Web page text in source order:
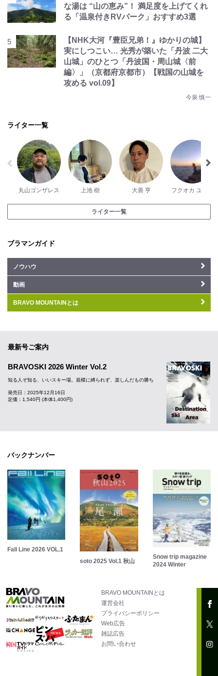
な湯は “山の恵み”！ 満足度を上げてくれ
る「温泉付きRVパーク」おすすめ3選
【NHK大河『豊臣兄弟！』ゆかりの城】
実にしつこい… 光秀が築いた「丹波 二大
山城」のひとつ「丹波国・周山城〈前
編〉」（京都府京都市）【戦国の山城を
攻める vol.09】
今泉 慎一
ライター一覧
丸山ゴンザレス 上池 樹 大善 亨 フクオカ ユウタ
ライター一覧
ブラマンガイド
ノウハウ
動画
BRAVO MOUNTAINとは
最新号ご案内
BRAVOSKI 2026 Winter Vol.2
知る人ぞ知る、いいスキー場。規模に縛られず、楽しんだもの勝ち
発売日：2025年12月16日
定価：1,540円 (本体1,400円)
バックナンバー
Fall Line 2026 VOL.1
soto 2025 Vol.1 秋山
Snow trip magazine
2024 Winter
BRAVO MOUNTAINとは
運営会社
プライバシーポリシー
Web広告
雑誌広告
お問い合わせ